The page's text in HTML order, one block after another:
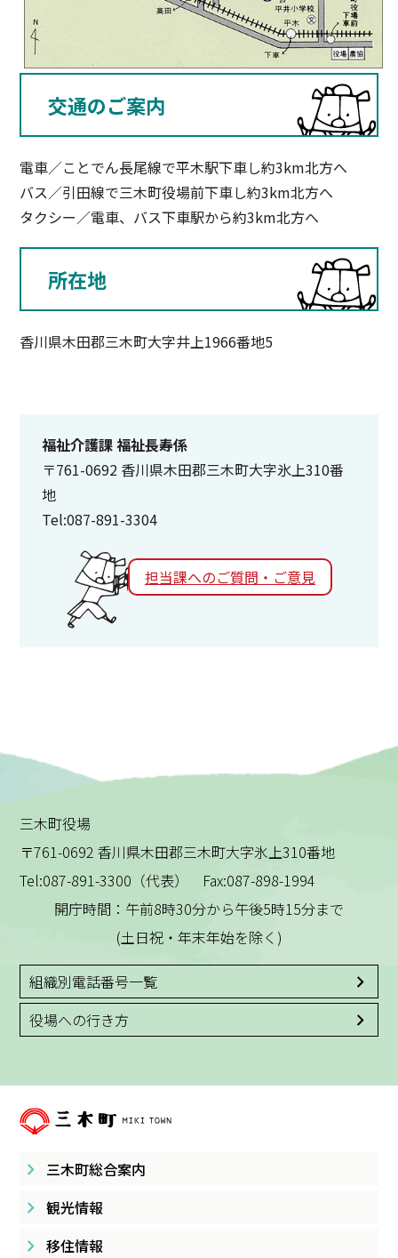
交通のご案内
電車／ことでん長尾線で平木駅下車し約3km北方へ
バス／引田線で三木町役場前下車し約3km北方へ
タクシー／電車、バス下車駅から約3km北方へ
所在地
香川県木田郡三木町大字井上1966番地5
福祉介護課 福祉長寿係
〒761-0692 香川県木田郡三木町大字氷上310番
地
Tel:087-891-3304
担当課へのご質問・ご意見
三木町役場
〒761-0692 香川県木田郡三木町大字氷上310番地
Tel:087-891-3300（代表） Fax:087-898-1994
開庁時間：午前8時30分から午後5時15分まで
(土日祝・年末年始を除く)
組織別電話番号一覧
役場への行き方
三木町総合案内
観光情報
移住情報